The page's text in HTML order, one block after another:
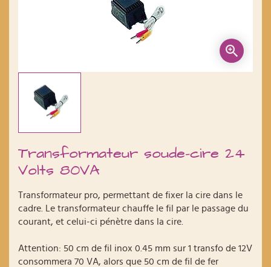
Transformateur soude-cire 24
Volts 80VA
Transformateur pro, permettant de fixer la cire dans le
cadre. Le transformateur chauffe le fil par le passage du
courant, et celui-ci pénètre dans la cire.
Attention: 50 cm de fil inox 0.45 mm sur 1 transfo de 12V
consommera 70 VA, alors que 50 cm de fil de fer